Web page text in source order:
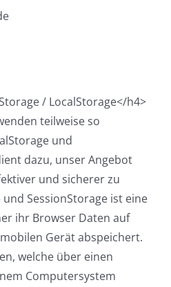
/ LocalStorage</h4>
teilweise so
und
dazu, unser Angebot
und sicherer zu
SessionStorage ist eine
ihr Browser Daten auf
Gerät abspeichert.
welche über einen
Computersystem